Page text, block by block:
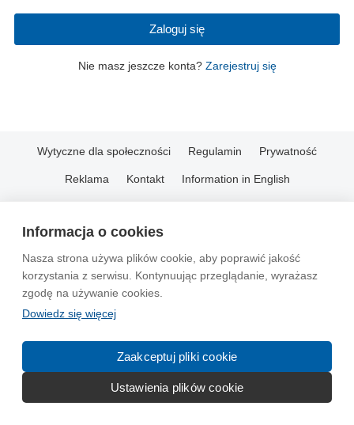
Informacja o cookies
Nasza strona używa plików cookie, aby poprawić jakość
korzystania z serwisu. Kontynuując przeglądanie, wyrażasz
zgodę na używanie cookies.
Dowiedz się więcej
Zaakceptuj pliki cookie
Ustawienia plików cookie
Zaloguj się
Nie masz jeszcze konta? Zarejestruj się
Wytyczne dla społeczności Regulamin Prywatność
Reklama Kontakt Information in English